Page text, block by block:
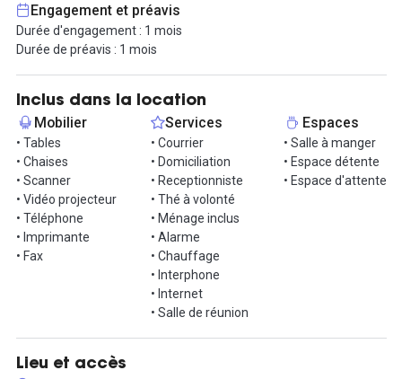
Le loyer de 2 500 euros HT inclut les charges locatives (eau,
électricité, taxes foncières, ménage) ainsi qu’un forfait d’entrée
dans les lieux comprenant : les équipements de bureau, la
domiciliation ainsi que le service courrier, la connexion internet
ainsi que l’édition de deux signalétiques avec le nom et logo de
votre entreprise.
Engagement et préavis
Durée d'engagement : 1 mois
Durée de préavis : 1 mois
Inclus dans la location
Mobilier
• Tables
• Chaises
• Scanner
• Vidéo projecteur
• Téléphone
• Imprimante
• Fax
Services
• Courrier
• Domiciliation
• Receptionniste
• Thé à volonté
• Ménage inclus
• Alarme
• Chauffage
• Interphone
• Internet
• Salle de réunion
Espaces
• Salle à manger
• Espace détente
• Espace d'attente
Lieu et accès